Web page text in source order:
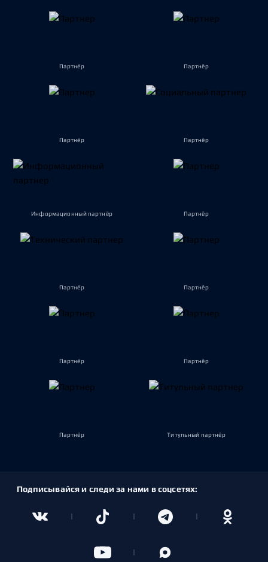
Партнёр Партнёр
Партнёр Партнёр
Информационный партнёр Партнёр
Партнёр Партнёр
Партнёр Партнёр
Партнёр Титульный партнёр
Подписывайся и следи за нами в соцсетях: